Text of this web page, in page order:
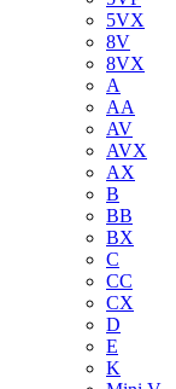
5VX
8V
8VX
A
AA
AV
AVX
AX
B
BB
BX
C
CC
CX
D
E
K